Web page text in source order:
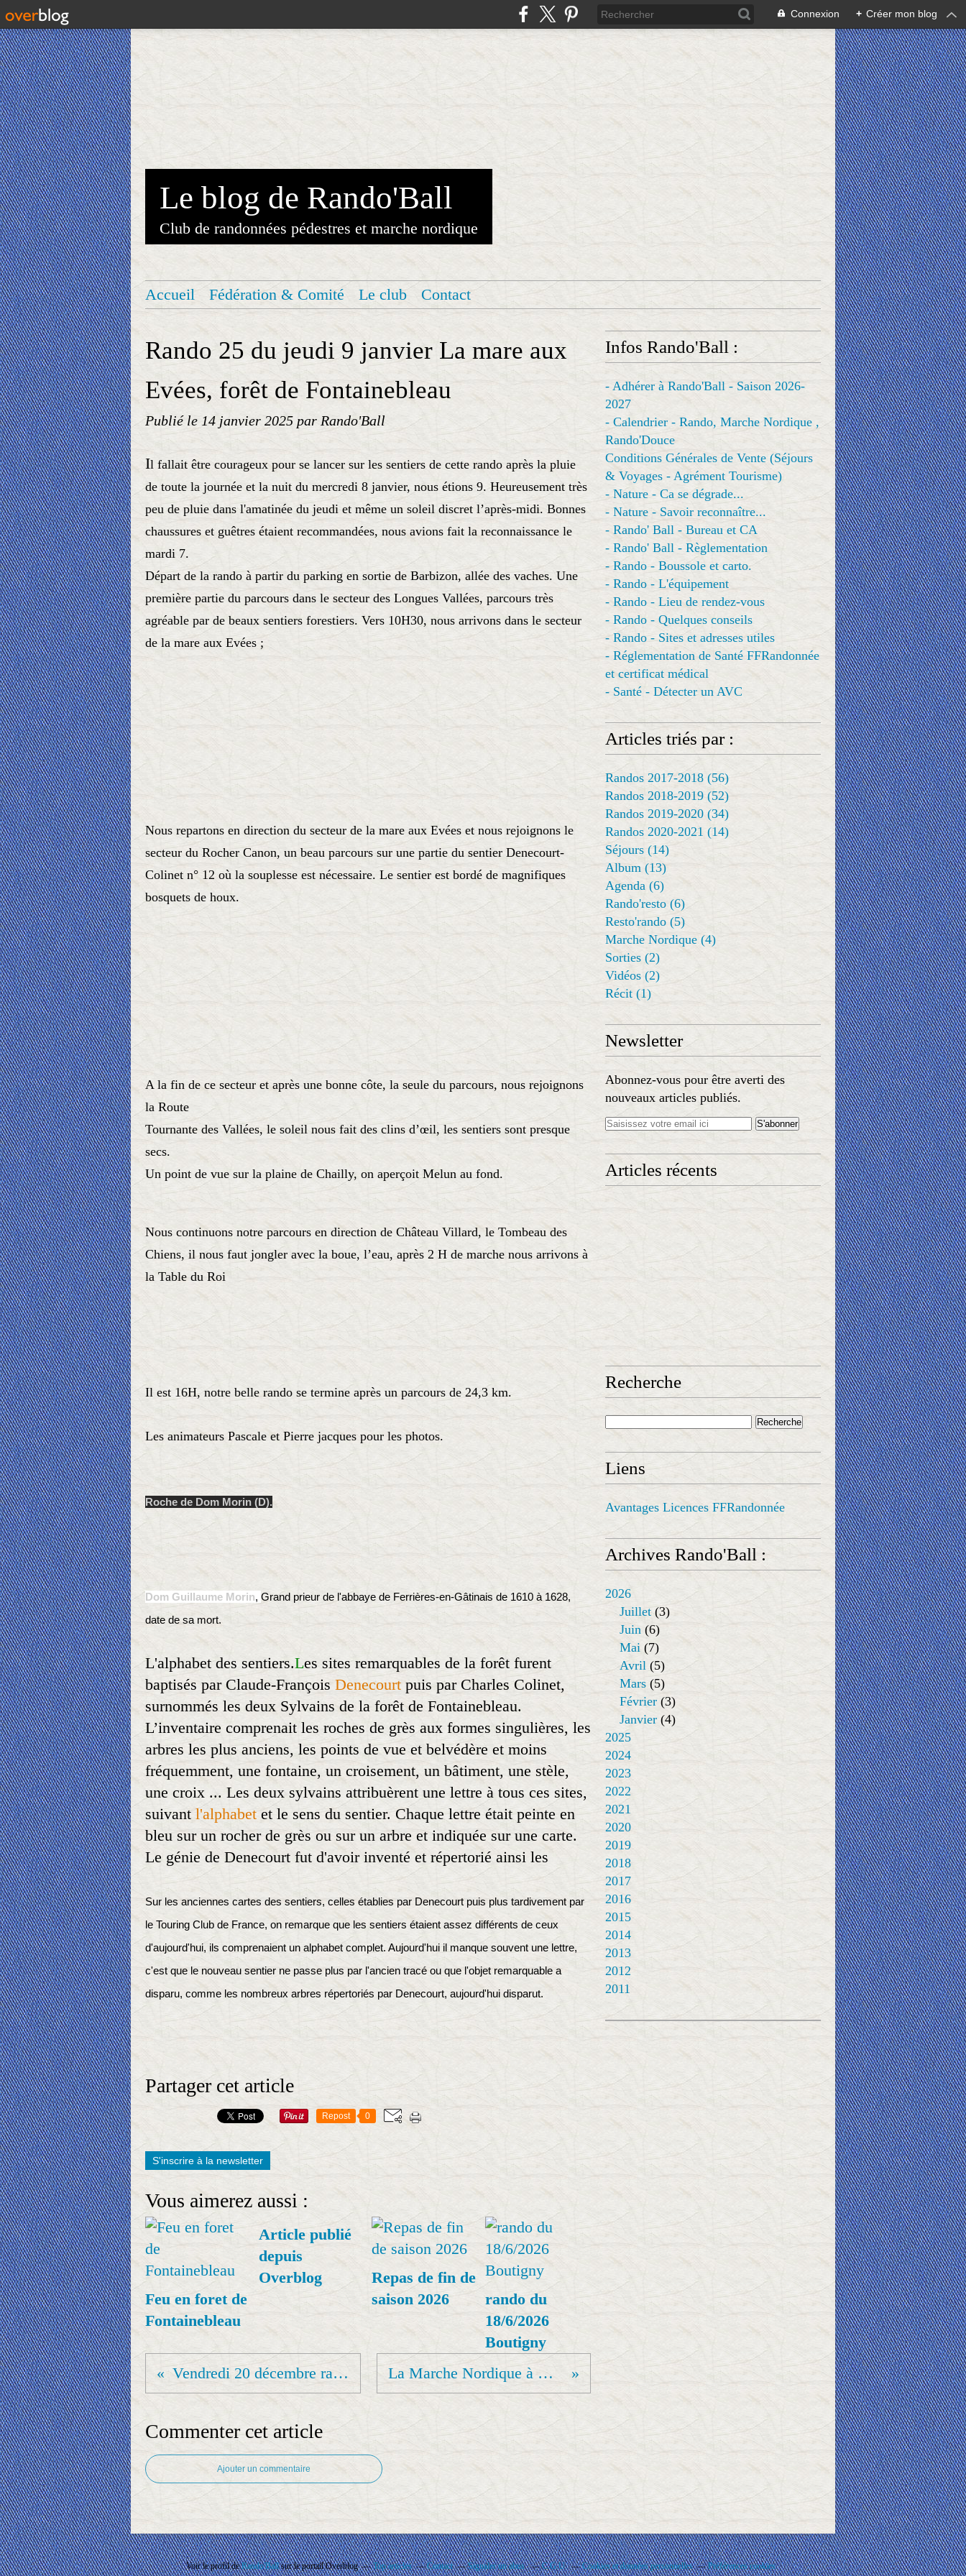
Connexion + Créer mon blog
Le blog de Rando'Ball
Club de randonnées pédestres et marche nordique
Accueil Fédération & Comité Le club Contact
Rando 25 du jeudi 9 janvier La mare aux
Evées, forêt de Fontainebleau
Publié le 14 janvier 2025 par Rando'Ball
Il fallait être courageux pour se lancer sur les sentiers de cette rando après la pluie
de toute la journée et la nuit du mercredi 8 janvier, nous étions 9. Heureusement très
peu de pluie dans l'amatinée du jeudi et même un soleil discret l’après-midi. Bonnes
chaussures et guêtres étaient recommandées, nous avions fait la reconnaissance le
mardi 7.
Départ de la rando à partir du parking en sortie de Barbizon, allée des vaches. Une
première partie du parcours dans le secteur des Longues Vallées, parcours très
agréable par de beaux sentiers forestiers. Vers 10H30, nous arrivons dans le secteur
de la mare aux Evées ;
Nous repartons en direction du secteur de la mare aux Evées et nous rejoignons le
secteur du Rocher Canon, un beau parcours sur une partie du sentier Denecourt-
Colinet n° 12 où la souplesse est nécessaire. Le sentier est bordé de magnifiques
bosquets de houx.
A la fin de ce secteur et après une bonne côte, la seule du parcours, nous rejoignons
la Route
Tournante des Vallées, le soleil nous fait des clins d’œil, les sentiers sont presque
secs.
Un point de vue sur la plaine de Chailly, on aperçoit Melun au fond.
Nous continuons notre parcours en direction de Château Villard, le Tombeau des
Chiens, il nous faut jongler avec la boue, l’eau, après 2 H de marche nous arrivons à
la Table du Roi
Il est 16H, notre belle rando se termine après un parcours de 24,3 km.
Les animateurs Pascale et Pierre jacques pour les photos.
Roche de Dom Morin (D).
Dom Guillaume Morin, Grand prieur de l'abbaye de Ferrières-en-Gâtinais de 1610 à 1628,
date de sa mort.
L'alphabet des sentiers.Les sites remarquables de la forêt furent
baptisés par Claude-François Denecourt puis par Charles Colinet,
surnommés les deux Sylvains de la forêt de Fontainebleau.
L’inventaire comprenait les roches de grès aux formes singulières, les
arbres les plus anciens, les points de vue et belvédère et moins
fréquemment, une fontaine, un croisement, un bâtiment, une stèle,
une croix ... Les deux sylvains attribuèrent une lettre à tous ces sites,
suivant l'alphabet et le sens du sentier. Chaque lettre était peinte en
bleu sur un rocher de grès ou sur un arbre et indiquée sur une carte.
Le génie de Denecourt fut d'avoir inventé et répertorié ainsi les
Sur les anciennes cartes des sentiers, celles établies par Denecourt puis plus tardivement par
le Touring Club de France, on remarque que les sentiers étaient assez différents de ceux
d'aujourd'hui, ils comprenaient un alphabet complet. Aujourd'hui il manque souvent une lettre,
c'est que le nouveau sentier ne passe plus par l'ancien tracé ou que l'objet remarquable a
disparu, comme les nombreux arbres répertoriés par Denecourt, aujourd'hui disparut.
Partager cet article
Repost 0
S'inscrire à la newsletter
Vous aimerez aussi :
Feu en foret de
Fontainebleau
Article publié
depuis
Overblog
Repas de fin de
saison 2026
rando du
18/6/2026
Boutigny
Vendredi 20 décembre rando « Les Châteaux de la vallée de Chevreuse ».
La Marche Nordique à Rando’Ball Une discipline qui a le vent en poupe.
Commenter cet article
Ajouter un commentaire
Infos Rando'Ball :
- Adhérer à Rando'Ball - Saison 2026-
2027
- Calendrier - Rando, Marche Nordique ,
Rando'Douce
Conditions Générales de Vente (Séjours
& Voyages - Agrément Tourisme)
- Nature - Ca se dégrade...
- Nature - Savoir reconnaître...
- Rando' Ball - Bureau et CA
- Rando' Ball - Règlementation
- Rando - Boussole et carto.
- Rando - L'équipement
- Rando - Lieu de rendez-vous
- Rando - Quelques conseils
- Rando - Sites et adresses utiles
- Réglementation de Santé FFRandonnée
et certificat médical
- Santé - Détecter un AVC
Articles triés par :
Randos 2017-2018 (56)
Randos 2018-2019 (52)
Randos 2019-2020 (34)
Randos 2020-2021 (14)
Séjours (14)
Album (13)
Agenda (6)
Rando'resto (6)
Resto'rando (5)
Marche Nordique (4)
Sorties (2)
Vidéos (2)
Récit (1)
Newsletter
Abonnez-vous pour être averti des
nouveaux articles publiés.
Articles récents
Recherche
Liens
Avantages Licences FFRandonnée
Archives Rando'Ball :
2026
Juillet (3)
Juin (6)
Mai (7)
Avril (5)
Mars (5)
Février (3)
Janvier (4)
2025
2024
2023
2022
2021
2020
2019
2018
2017
2016
2015
2014
2013
2012
2011
Voir le profil deRando'Ballsur le portail Overblog Top articles Contact Signaler un abus C.G.U. Cookies et données personnelles Préférences cookies